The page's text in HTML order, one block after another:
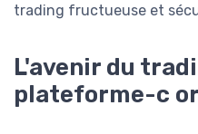
trading fructueuse et
L'avenir du
plateforme-c